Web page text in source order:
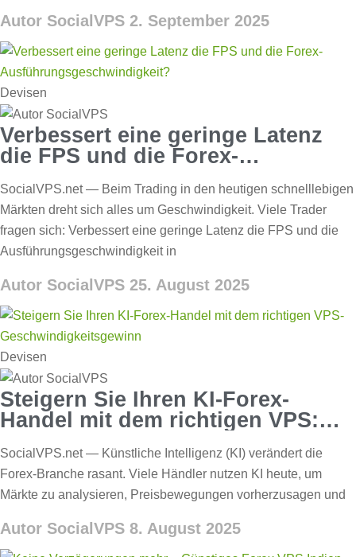
Autor SocialVPS 2. September 2025
Devisen
Verbessert eine geringe Latenz
die FPS und die Forex-
SocialVPS.net — Beim Trading in den heutigen schnelllebigen
Märkten dreht sich alles um Geschwindigkeit. Viele Trader
fragen sich: Verbessert eine geringe Latenz die FPS und die
Ausführungsgeschwindigkeit in
Autor SocialVPS 25. August 2025
Devisen
Steigern Sie Ihren KI-Forex-
Handel mit dem richtigen VPS:
SocialVPS.net — Künstliche Intelligenz (KI) verändert die
Forex-Branche rasant. Viele Händler nutzen KI heute, um
Märkte zu analysieren, Preisbewegungen vorherzusagen und
Autor SocialVPS 8. August 2025